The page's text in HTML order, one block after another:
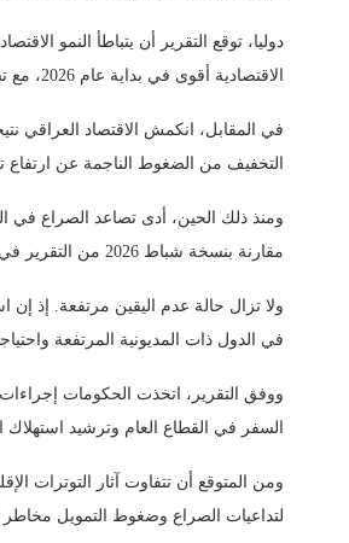
الاقتصادية أقوى في بداية عام 2026، مع تسارع النمو في مصر والمغرب، واستمرار التعافي في لبنان، ومواصلة التوسع الاقتصادي في الأردن وتونس.
في المقابل، انكمش الاقتصاد العراقي
التخفيف من الضغوط الناجمة عن ارتفاع
ومنذ ذلك الحين، أدى تصاعد الصراع في
مقارنة بنسخة شباط 2026 من التقرير في كل من لبنان والعراق، باعتبارهما الأكثر تعرضاً بشكل مباشر لتداعيات الصراع.
ولا تزال حالة عدم اليقين مرتفعة. إذ
في الدول ذات المديونية المرتفعة
ووفق التقرير، اتخذت الحكومات
السفر في القطاع العام وترشيد استهلاك
ومن المتوقع أن تتفاوت آثار التوترات
لتداعيات الصراع وضغوط التمويل مخاطر